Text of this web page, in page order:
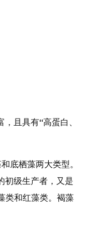
且具有“高蛋白、
底栖藻两大类型。
初级生产者，又是
类和红藻类。褐藻